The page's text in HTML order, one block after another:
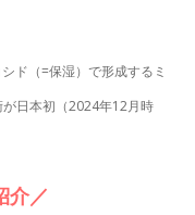
ド（=保湿）で形成するミ
日本初（2024年12月時
介／